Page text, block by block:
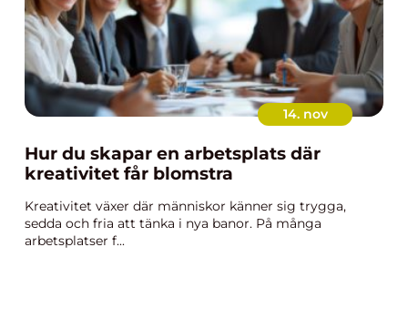
14. nov
Hur du skapar en arbetsplats där
kreativitet får blomstra
Kreativitet växer där människor känner sig trygga,
sedda och fria att tänka i nya banor. På många
arbetsplatser f...